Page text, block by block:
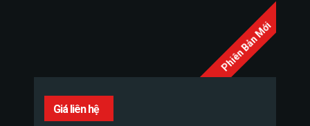
Phiên Bản Mới
Giá liên hệ